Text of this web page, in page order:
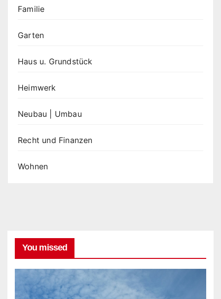
Familie
Garten
Haus u. Grundstück
Heimwerk
Neubau | Umbau
Recht und Finanzen
Wohnen
You missed